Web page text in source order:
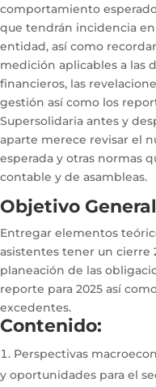
comportamiento
que tendrán incidencia
entidad, así como
medición aplicables a las
financieros, las
gestión así como los
Supersolidaria antes y
aparte merece revisar el
esperada y otras normas
contable y de asambleas.
Objetivo General
Entregar elementos
asistentes tener un cierre
planeación de las
reporte para 2025 así
excedentes.
Contenido:
Perspectivas
y oportunidades para el